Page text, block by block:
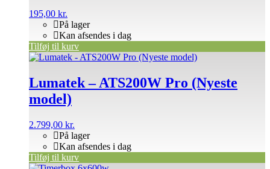
195,00 kr.
På lager
Kan afsendes i dag
Tilføj til kurv
Lumatek – ATS200W Pro (Nyeste
model)
2.799,00 kr.
På lager
Kan afsendes i dag
Tilføj til kurv